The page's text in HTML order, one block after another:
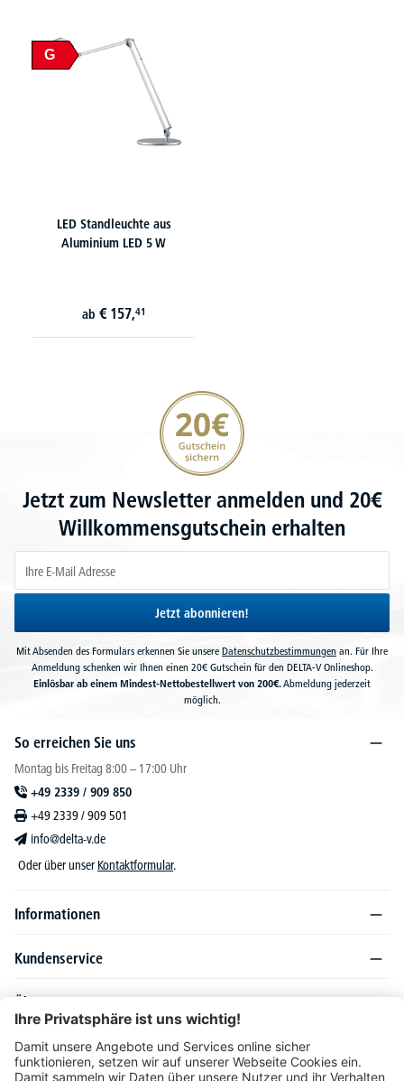
G
LED Standleuchte aus
Aluminium LED 5 W
ab € 157,41
20€ Gutschein sichern
Jetzt zum Newsletter anmelden und 20€
Willkommensgutschein erhalten
Jetzt abonnieren!
Mit Absenden des Formulars erkennen Sie unsere Datenschutzbestimmungen an. Für Ihre
Anmeldung schenken wir Ihnen einen 20€ Gutschein für den DELTA-V Onlineshop.
Einlösbar ab einem Mindest-Nettobestellwert von 200€.Abmeldung jederzeit
möglich.
So erreichen Sie uns
Montag bis Freitag 8:00 – 17:00 Uhr
+49 2339 / 909 850
+49 2339 / 909 501
info@delta-v.de
Oder über unser Kontaktformular.
Informationen
Kundenservice
Über DELTA-V
Produktsortiment